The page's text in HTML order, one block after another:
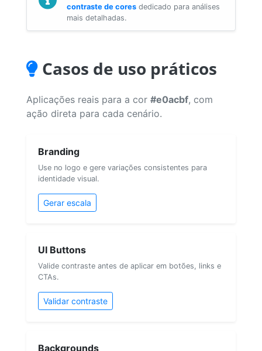
contraste de cores dedicado para análises
mais detalhadas.
Casos de uso práticos
Aplicações reais para a cor #e0acbf, com
ação direta para cada cenário.
Branding
Use no logo e gere variações consistentes para
identidade visual.
Gerar escala
UI Buttons
Valide contraste antes de aplicar em botões, links e
CTAs.
Validar contraste
Backgrounds